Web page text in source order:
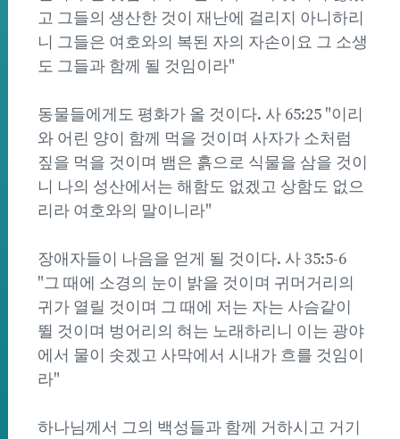
고 그들의 생산한 것이 재난에 걸리지 아니하리
니 그들은 여호와의 복된 자의 자손이요 그 소생
도 그들과 함께 될 것임이라"
동물들에게도 평화가 올 것이다. 사 65:25 "이리
와 어린 양이 함께 먹을 것이며 사자가 소처럼
짚을 먹을 것이며 뱀은 흙으로 식물을 삼을 것이
니 나의 성산에서는 해함도 없겠고 상함도 없으
리라 여호와의 말이니라"
장애자들이 나음을 얻게 될 것이다. 사 35:5-6
"그 때에 소경의 눈이 밝을 것이며 귀머거리의
귀가 열릴 것이며 그 때에 저는 자는 사슴같이
뛸 것이며 벙어리의 혀는 노래하리니 이는 광야
에서 물이 솟겠고 사막에서 시내가 흐를 것임이
라"
하나님께서 그의 백성들과 함께 거하시고 거기